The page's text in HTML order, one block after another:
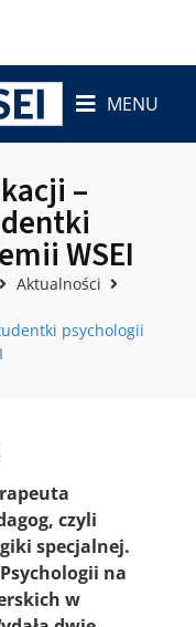
MENU
–
WSEI
Aktualności
psychologii
czyli
specjalnej.
na
w